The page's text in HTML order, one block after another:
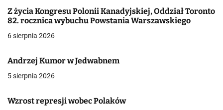
a
c
a
p
Z życia Kongresu Polonii Kanadyjskiej, Oddział Toronto
82. rocznica wybuchu Powstania Warszawskiego
6 sierpnia 2026
Andrzej Kumor w Jedwabnem
5 sierpnia 2026
Wzrost represji wobec Polaków